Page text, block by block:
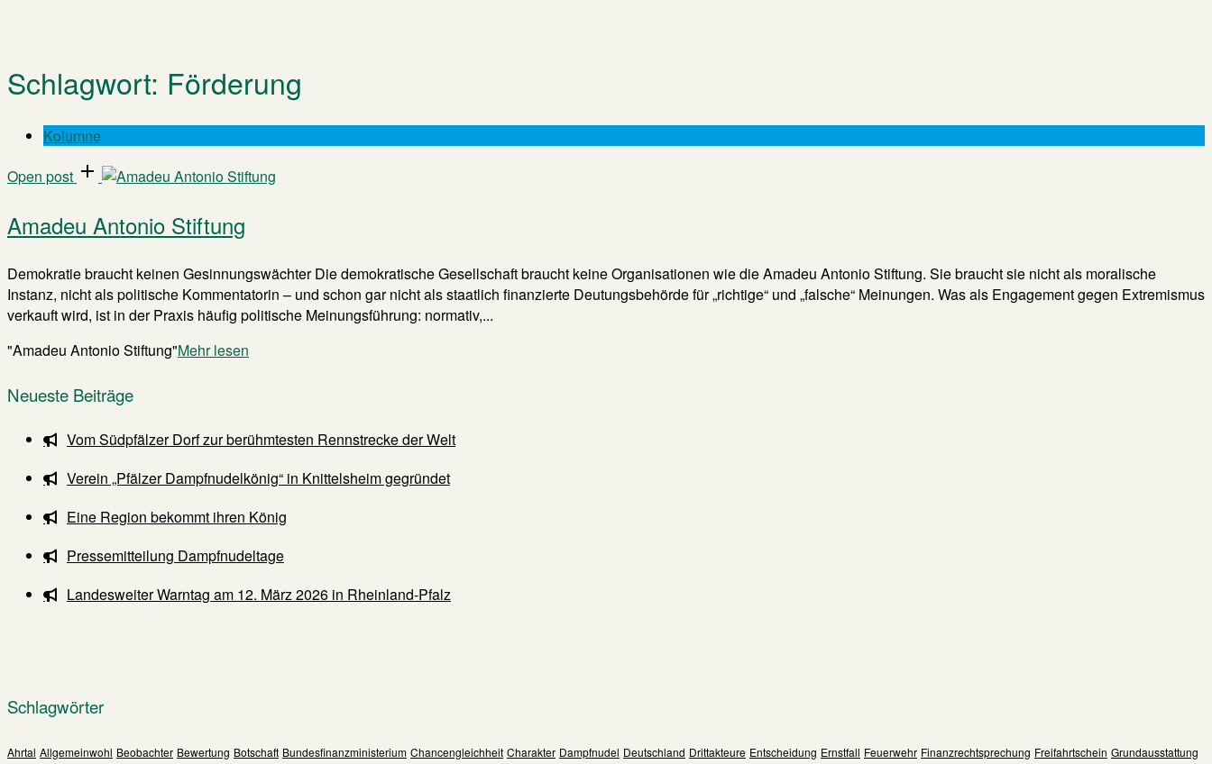
Schlagwort: Förderung
Kolumne
Open post
Amadeu Antonio Stiftung
Demokratie braucht keinen Gesinnungswächter Die demokratische Gesellschaft braucht keine Organisationen wie die Amadeu Antonio Stiftung. Sie braucht sie nicht als moralische
Instanz, nicht als politische Kommentatorin – und schon gar nicht als staatlich finanzierte Deutungsbehörde für „richtige“ und „falsche“ Meinungen. Was als Engagement gegen Extremismus
verkauft wird, ist in der Praxis häufig politische Meinungsführung: normativ,...
"Amadeu Antonio Stiftung"Mehr lesen
Neueste Beiträge
Vom Südpfälzer Dorf zur berühmtesten Rennstrecke der Welt
Verein „Pfälzer Dampfnudelkönig“ in Knittelsheim gegründet
Eine Region bekommt ihren König
Pressemitteilung Dampfnudeltage
Landesweiter Warntag am 12. März 2026 in Rheinland-Pfalz
Schlagwörter
Ahrtal Allgemeinwohl Beobachter Bewertung Botschaft Bundesfinanzministerium Chancengleichheit Charakter Dampfnudel Deutschland Drittakteure Entscheidung Ernstfall Feuerwehr Finanzrechtsprechung Freifahrtschein Grundausstattung